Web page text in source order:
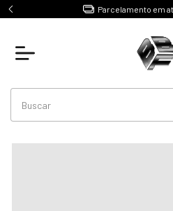
Parcelamento em